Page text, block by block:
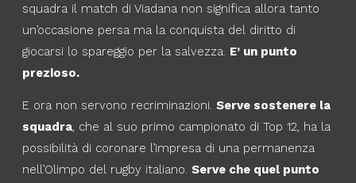
squadra il match di Viadana non significa allora tanto
un’occasione persa ma la conquista del diritto di
giocarsi lo spareggio per la salvezza. E’ un punto
prezioso.
E ora non servono recriminazioni. Serve sostenere la
squadra, che al suo primo campionato di Top 12, ha la
possibilità di coronare l’impresa di una permanenza
nell’Olimpo del rugby italiano. Serve che quel punto